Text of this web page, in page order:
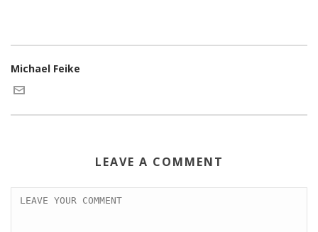
Michael Feike
LEAVE A COMMENT